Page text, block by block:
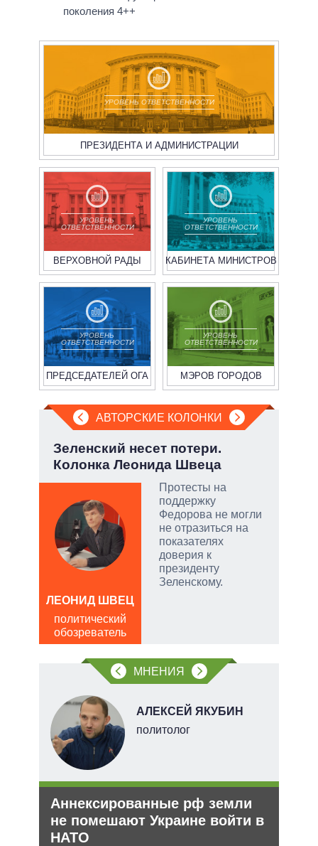
поколения 4++
УРОВЕНЬ ОТВЕТСТВЕННОСТИ
ПРЕЗИДЕНТА И АДМИНИСТРАЦИИ
УРОВЕНЬ
ОТВЕТСТВЕННОСТИ
ВЕРХОВНОЙ РАДЫ
УРОВЕНЬ
ОТВЕТСТВЕННОСТИ
КАБИНЕТА МИНИСТРОВ
УРОВЕНЬ
ОТВЕТСТВЕННОСТИ
ПРЕДСЕДАТЕЛЕЙ ОГА
УРОВЕНЬ
ОТВЕТСТВЕННОСТИ
МЭРОВ ГОРОДОВ
АВТОРСКИЕ КОЛОНКИ
Зеленский несет потери.
Колонка Леонида Швеца
Протесты на
поддержку
Федорова не могли
не отразиться на
показателях
доверия к
президенту
Зеленскому.
ЛЕОНИД ШВЕЦ
политический
обозреватель
МНЕНИЯ
АЛЕКСЕЙ ЯКУБИН
политолог
Аннексированные рф земли
не помешают Украине войти в
НАТО